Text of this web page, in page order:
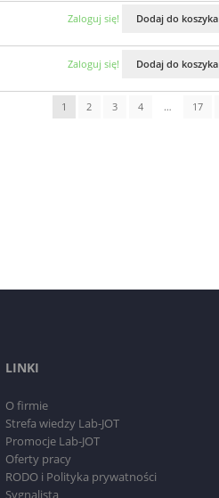
Zaloguj się! Dodaj do koszyka
Zaloguj się! Dodaj do koszyka
1 2 3 4 … 17
LINKI
O firmie
Strefa wiedzy Lab-JOT
Promocje Lab-JOT
Oferty pracy
RODO i Polityka prywatności
Sygnalista